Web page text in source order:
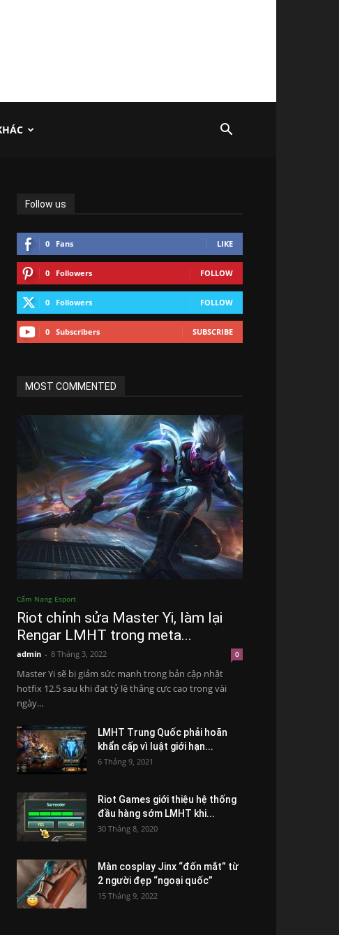
Follow us
0 Fans LIKE
0 Followers FOLLOW
0 Followers FOLLOW
0 Subscribers SUBSCRIBE
MOST COMMENTED
Cẩm Nang Esport
Riot chỉnh sửa Master Yi, làm lại
Rengar LMHT trong meta...
admin - 8 Tháng 3, 2022 0
Master Yi sẽ bị giảm sức mạnh trong bản cập nhật
hotfix 12.5 sau khi đạt tỷ lệ thắng cực cao trong vài
ngày...
LMHT Trung Quốc phải hoãn
khẩn cấp vì luật giới hạn...
6 Tháng 9, 2021
Riot Games giới thiệu hệ thống
đầu hàng sớm LMHT khi...
30 Tháng 8, 2020
Màn cosplay Jinx “đốn mắt” từ
2 người đẹp “ngoại quốc”
15 Tháng 9, 2022